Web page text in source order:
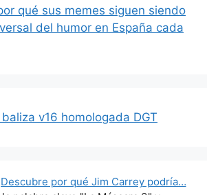
qué sus memes siguen siendo
del humor en España cada
v16 homologada DGT
por qué Jim Carrey podría…